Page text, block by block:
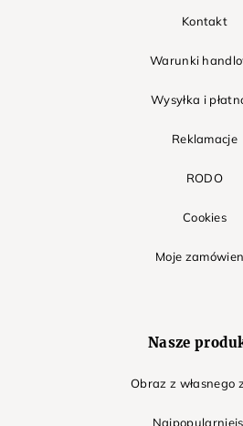
Kontakt
Warunki
Wysyłka i
Reklamacje
RODO
Cookies
Moje
Nasze
Obraz z własnego